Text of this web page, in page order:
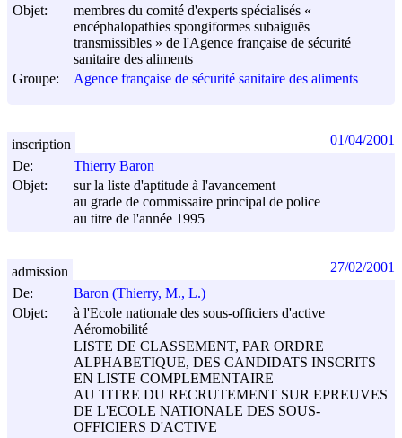
Objet:
membres du comité d'experts spécialisés «
encéphalopathies spongiformes subaiguës
transmissibles » de l'Agence française de sécurité
sanitaire des aliments
Groupe:
Agence française de sécurité sanitaire des aliments
De:
Thierry Baron
Objet:
sur la liste d'aptitude à l'avancement
au grade de commissaire principal de police
au titre de l'année 1995
inscription 01/04/2001
De:
Baron (Thierry, M., L.)
Objet:
à l'Ecole nationale des sous-officiers d'active
Aéromobilité
LISTE DE CLASSEMENT, PAR ORDRE
ALPHABETIQUE, DES CANDIDATS INSCRITS
EN LISTE COMPLEMENTAIRE
AU TITRE DU RECRUTEMENT SUR EPREUVES
DE L'ECOLE NATIONALE DES SOUS-
OFFICIERS D'ACTIVE
admission 27/02/2001